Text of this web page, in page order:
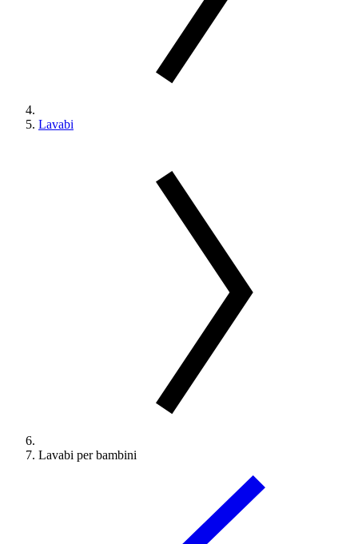
Lavabi
Lavabi per bambini